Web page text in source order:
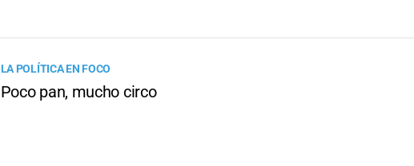
LA POLÍTICA EN FOCO
Poco pan, mucho circo